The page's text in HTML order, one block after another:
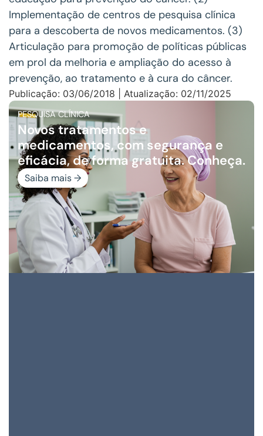
Implementação de centros de pesquisa clínica
para a descoberta de novos medicamentos. (3)
Articulação para promoção de políticas públicas
em prol da melhoria e ampliação do acesso à
prevenção, ao tratamento e à cura do câncer.
Publicação: 03/06/2018 | Atualização: 02/11/2025
PESQUISA CLÍNICA
Novos tratamentos e
medicamentos, com segurança e
eficácia, de forma gratuita. Conheça.
Saiba mais →